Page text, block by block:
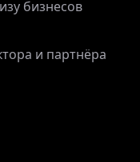
бизнесов
и партнёра